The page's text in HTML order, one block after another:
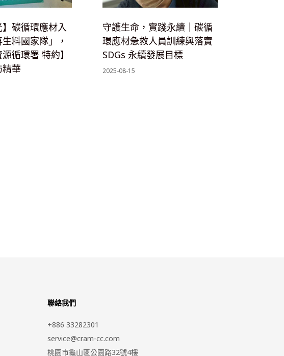
】碳循環應材入
料國家隊」，
源循環署 特約】
華
守護生命，實踐永續｜碳循
環應材急救人員訓練與落實
SDGs 永續發展目標
2025-08-15
聯絡我們
+886 33282301
service@cram-cc.com
桃園市龜山區公園路32號4樓